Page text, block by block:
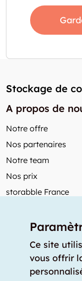
Stockage de
A propos de
Notre offre
Nos partenaires
Notre team
Nos prix
storabble France
Articles de presse
Comment calculer
Quel est le tarif
Ce site
vous offrir